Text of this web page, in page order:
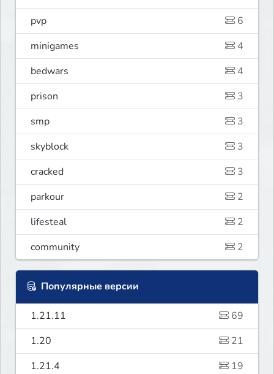
pvp
6
minigames
4
bedwars
4
prison
3
smp
3
skyblock
3
cracked
3
parkour
2
lifesteal
2
community
2
Популярные версии
1.21.11
69
1.20
21
1.21.4
19